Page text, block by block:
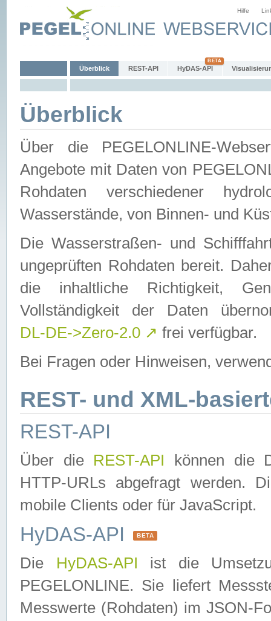
Hilfe
Überblick REST-API HyDAS-API
Überblick
Über die PEGELONLINE-
Angebote mit Daten von
Rohdaten verschiedener
Wasserstände, von Binnen- und
Die Wasserstraßen- und
ungeprüften Rohdaten bereit.
die inhaltliche Richtigkeit,
Vollständigkeit der Daten
DL-DE->Zero-2.0 ↗ frei verfügbar.
Bei Fragen oder Hinweisen,
REST- und XML-
REST-API
Über die REST-API können die
HTTP-URLs abgefragt werden.
mobile Clients oder für JavaScript.
HyDAS-API BETA
Die HyDAS-API ist die
PEGELONLINE. Sie liefert
Messwerte (Rohdaten) im JSON-